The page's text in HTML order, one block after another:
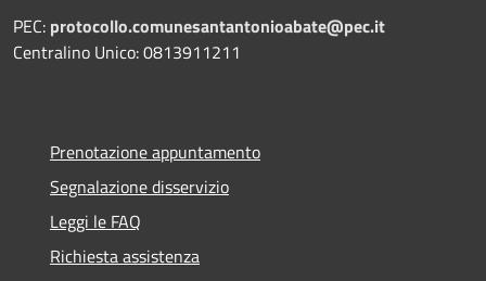
PEC: protocollo.comunesantantonioabate@pec.it
Centralino Unico: 0813911211
Prenotazione appuntamento
Segnalazione disservizio
Leggi le FAQ
Richiesta assistenza